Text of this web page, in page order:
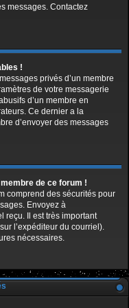
messages. Contactez
!
privés d’un membre
de votre messagerie
d’un membre en
Ce dernier a la
d’envoyer des messages
de ce forum !
comprend des sécurités pour
Envoyez à
reçu. Il est très important
l’expéditeur du courriel).
nécessaires.